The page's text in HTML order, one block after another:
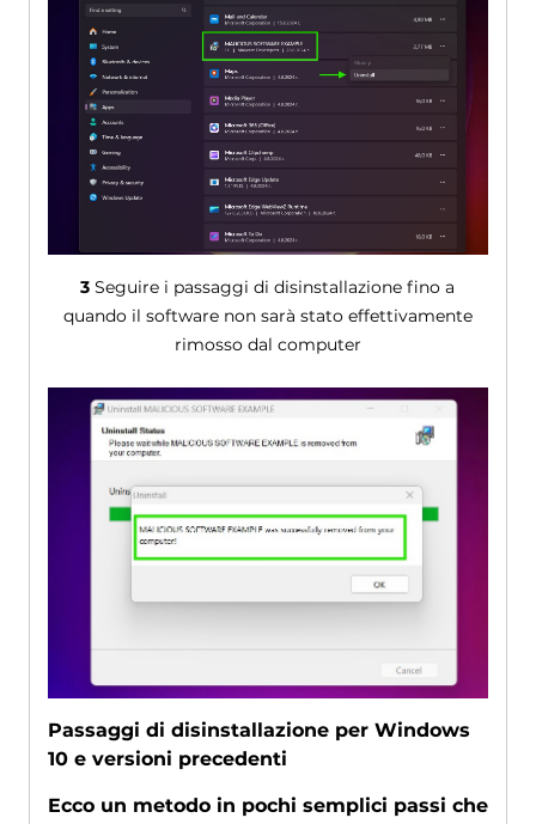
3 Seguire i passaggi di disinstallazione fino a
quando il software non sarà stato effettivamente
rimosso dal computer
Passaggi di disinstallazione per Windows
10 e versioni precedenti
Ecco un metodo in pochi semplici passi che